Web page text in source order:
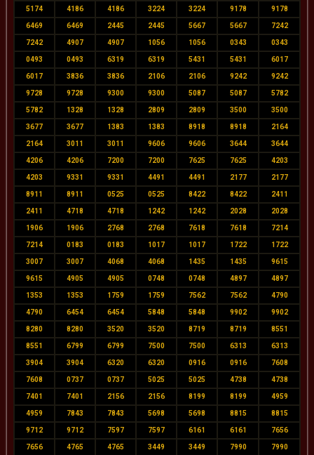
5174 4186 4186 3224 3224 9178 9178
6469 6469 2445 2445 5667 5667 7242
7242 4907 4907 1056 1056 0343 0343
0493 0493 6319 6319 5431 5431 6017
6017 3836 3836 2106 2106 9242 9242
9728 9728 9300 9300 5087 5087 5782
5782 1328 1328 2809 2809 3500 3500
3677 3677 1383 1383 8918 8918 2164
2164 3011 3011 9606 9606 3644 3644
4206 4206 7200 7200 7625 7625 4203
4203 9331 9331 4491 4491 2177 2177
8911 8911 0525 0525 8422 8422 2411
2411 4718 4718 1242 1242 2028 2028
1906 1906 2768 2768 7618 7618 7214
7214 0183 0183 1017 1017 1722 1722
3007 3007 4068 4068 1435 1435 9615
9615 4905 4905 0748 0748 4897 4897
1353 1353 1759 1759 7562 7562 4790
4790 6454 6454 5848 5848 9902 9902
8280 8280 3520 3520 8719 8719 8551
8551 6799 6799 7500 7500 6313 6313
3904 3904 6320 6320 0916 0916 7608
7608 0737 0737 5025 5025 4738 4738
7401 7401 2156 2156 8199 8199 4959
4959 7843 7843 5698 5698 8815 8815
9712 9712 7597 7597 6161 6161 7656
7656 4765 4765 3449 3449 7990 7990